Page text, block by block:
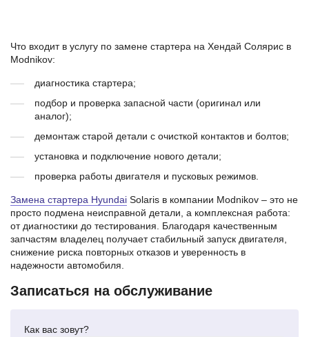
Что входит в услугу по замене стартера на Хендай Солярис в
Modnikov:
диагностика стартера;
подбор и проверка запасной части (оригинал или
аналог);
демонтаж старой детали с очисткой контактов и болтов;
установка и подключение нового детали;
проверка работы двигателя и пусковых режимов.
Замена стартера Hyundai Solaris в компании Modnikov – это не
просто подмена неисправной детали, а комплексная работа:
от диагностики до тестирования. Благодаря качественным
запчастям владелец получает стабильный запуск двигателя,
снижение риска повторных отказов и уверенность в
надежности автомобиля.
Записаться на обслуживание
Как вас зовут?